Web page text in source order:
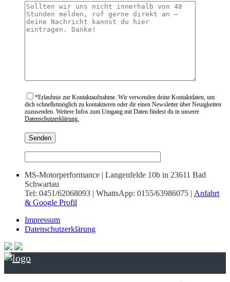
*Erlaubnis zur Kontaktaufnahme. Wir verwenden deine Kontaktdaten, um
dich schnellstmöglich zu kontaktieren oder dir einen Newsletter über Neuigkeiten
zuzusenden. Weitere Infos zum Umgang mit Daten findest du in unserer
Datenschutzerklärung.
MS-Motorperformance | Langenfelde 10b in 23611 Bad
Schwartau
Tel: 0451/62068093 | WhattsApp: 0155/63986075 | Anfahrt
& Google Profil
Impressum
Datenschutzerklärung